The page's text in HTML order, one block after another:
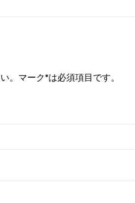
。マーク*は必須項目です。